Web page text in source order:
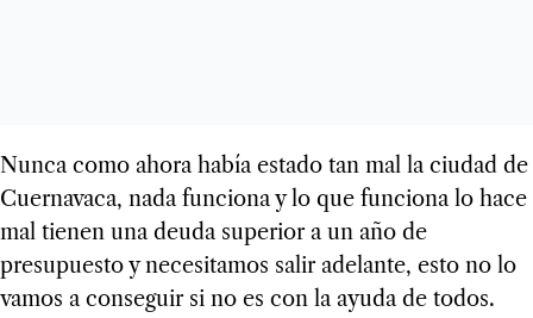
Nunca como ahora había estado tan mal la ciudad de
Cuernavaca, nada funciona y lo que funciona lo hace
mal tienen una deuda superior a un año de
presupuesto y necesitamos salir adelante, esto no lo
vamos a conseguir si no es con la ayuda de todos.